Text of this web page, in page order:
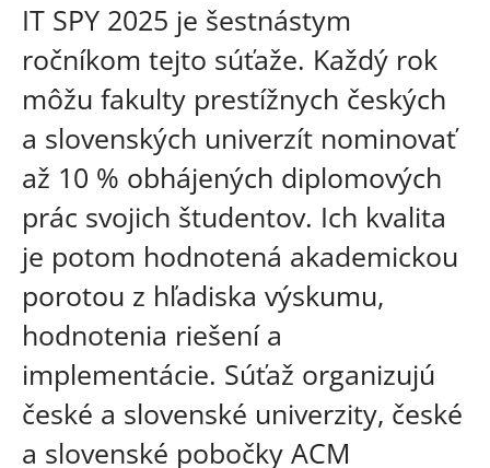
IT SPY 2025 je šestnástym
ročníkom tejto súťaže. Každý rok
môžu fakulty prestížnych českých
a slovenských univerzít nominovať
až 10 % obhájených diplomových
prác svojich študentov. Ich kvalita
je potom hodnotená akademickou
porotou z hľadiska výskumu,
hodnotenia riešení a
implementácie. Súťaž organizujú
české a slovenské univerzity, české
a slovenské pobočky ACM